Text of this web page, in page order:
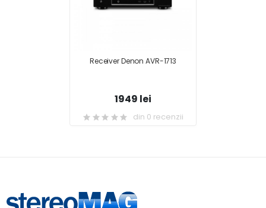
Receiver Denon AVR-1713
1949 lei
din 0 recenzii